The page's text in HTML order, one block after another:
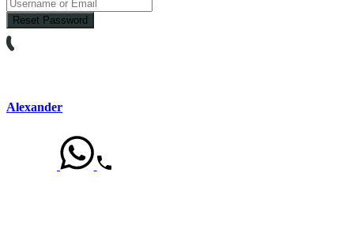
Reset Password
Alexander